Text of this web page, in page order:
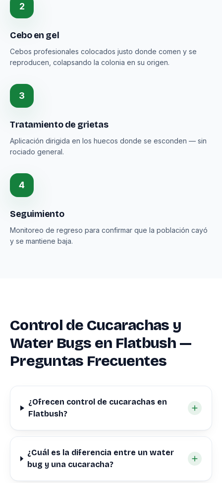
2
Cebo en gel
Cebos profesionales colocados justo donde comen y se
reproducen, colapsando la colonia en su origen.
3
Tratamiento de grietas
Aplicación dirigida en los huecos donde se esconden — sin
rociado general.
4
Seguimiento
Monitoreo de regreso para confirmar que la población cayó
y se mantiene baja.
Control de Cucarachas y
Water Bugs en Flatbush —
Preguntas Frecuentes
¿Ofrecen control de cucarachas en
Flatbush?
¿Cuál es la diferencia entre un water
bug y una cucaracha?